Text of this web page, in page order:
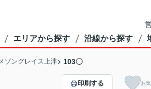
エリアから探す 沿線から探す
ゾングレイス上津 103〇
印刷する お